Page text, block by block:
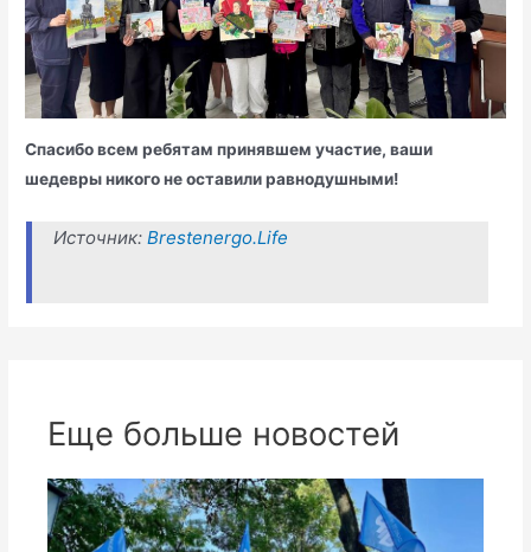
Спасибо всем ребятам принявшем участие, ваши
шедевры никого не оставили равнодушными!
Источник:Brestenergo.Life
Еще больше новостей